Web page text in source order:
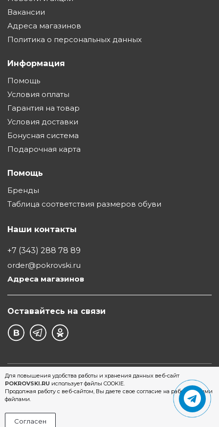
Для повышения удобства работы и хранения данных веб-сайт
POKROVSKI.RU использует файлы COOKIE.
Продолжая работу с веб-сайтом, Вы даете свое согласие на работу с этими
файлами.
Согласен
Вакансии
Адреса магазинов
Политика о персональных данных
Информация
Помощь
Условия оплаты
Гарантия на товар
Условия доставки
Бонусная система
Подарочная карта
Помощь
Бренды
Таблица соответствия размеров обуви
Наши контакты
+7 (343) 288 78 89
order@pokrovski.ru
Адреса магазинов
Оставайтесь на связи
©1997 - 2026 Обувной Дом "Покровский" - сеть
магазинов обуви в Екатеринбурге